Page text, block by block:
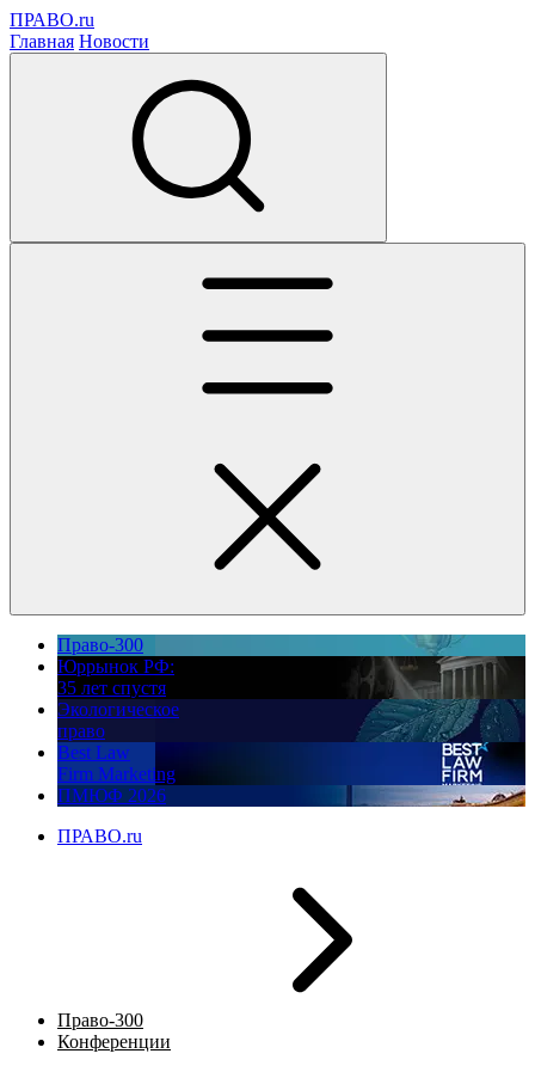
ПРАВО.ru
Главная Новости
Право-300
Юррынок РФ:
35 лет спустя
Экологическое
право
Best Law
Firm Marketing
ПМЮФ 2026
ПРАВО.ru
Право-300
Конференции